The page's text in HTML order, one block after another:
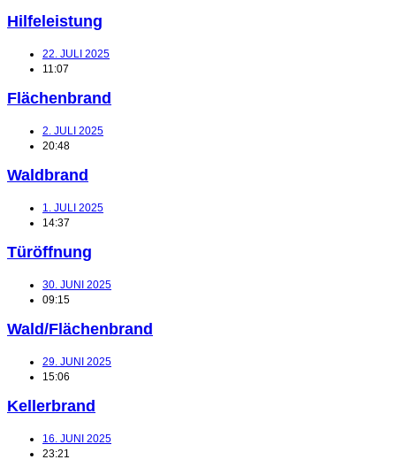
Hilfeleistung
22. JULI 2025
11:07
Flächenbrand
2. JULI 2025
20:48
Waldbrand
1. JULI 2025
14:37
Türöffnung
30. JUNI 2025
09:15
Wald/Flächenbrand
29. JUNI 2025
15:06
Kellerbrand
16. JUNI 2025
23:21